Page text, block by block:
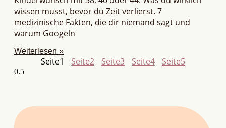
wissen musst, bevor du Zeit verlierst. 7
medizinische Fakten, die dir niemand sagt und
warum Googeln
Weiterlesen »
Seite1 Seite2 Seite3 Seite4 Seite5